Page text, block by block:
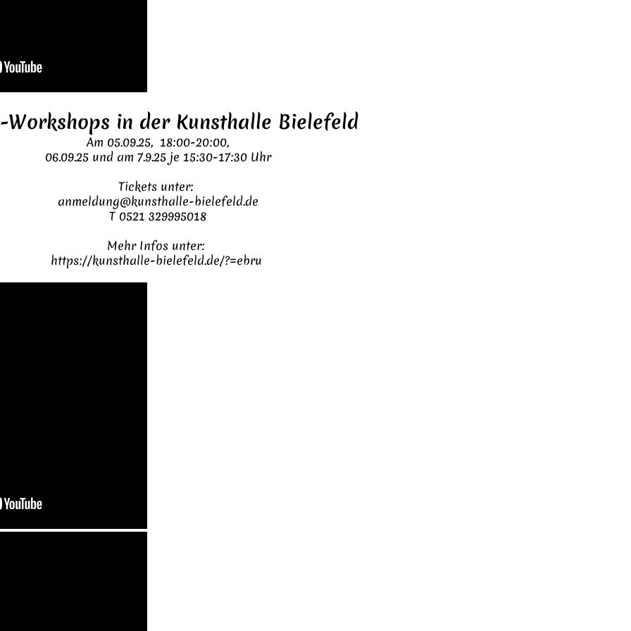
Workshops in der Kunsthalle Bielefeld
Am 05.09.25, 18:00-20:00,
06.09.25 und am 7.9.25 je 15:30-17:30 Uhr
Tickets unter:
anmeldung@kunsthalle-bielefeld.de
T 0521 329995018
Mehr Infos unter:
https://kunsthalle-bielefeld.de/?=ebru